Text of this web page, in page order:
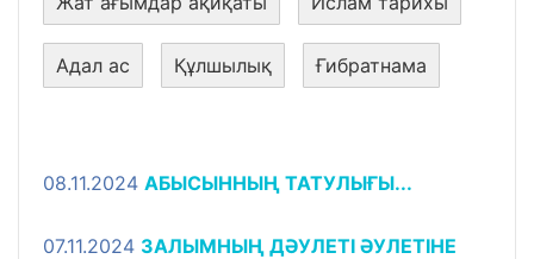
Адал ас Құлшылық Ғибратнама
08.11.2024 АБЫСЫННЫҢ ТАТУЛЫҒЫ...
07.11.2024 ЗАЛЫМНЫҢ ДӘУЛЕТІ ӘУЛЕТІНЕ